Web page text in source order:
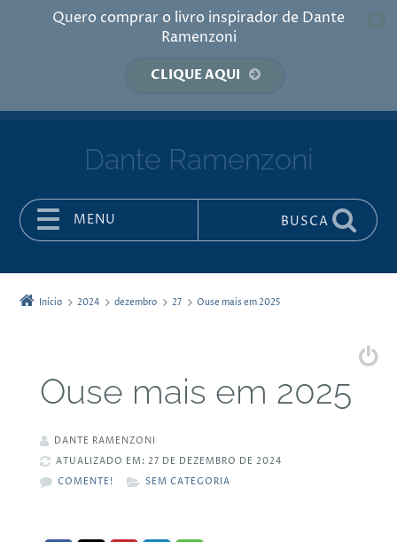
Quero comprar o livro inspirador de Dante
Ramenzoni
CLIQUE AQUI
Dante Ramenzoni
MENU BUSCA
Início 2024 dezembro 27 Ouse mais em 2025
Ouse mais em 2025
DANTE RAMENZONI
ATUALIZADO EM: 27 DE DEZEMBRO DE 2024
COMENTE!
SEM CATEGORIA